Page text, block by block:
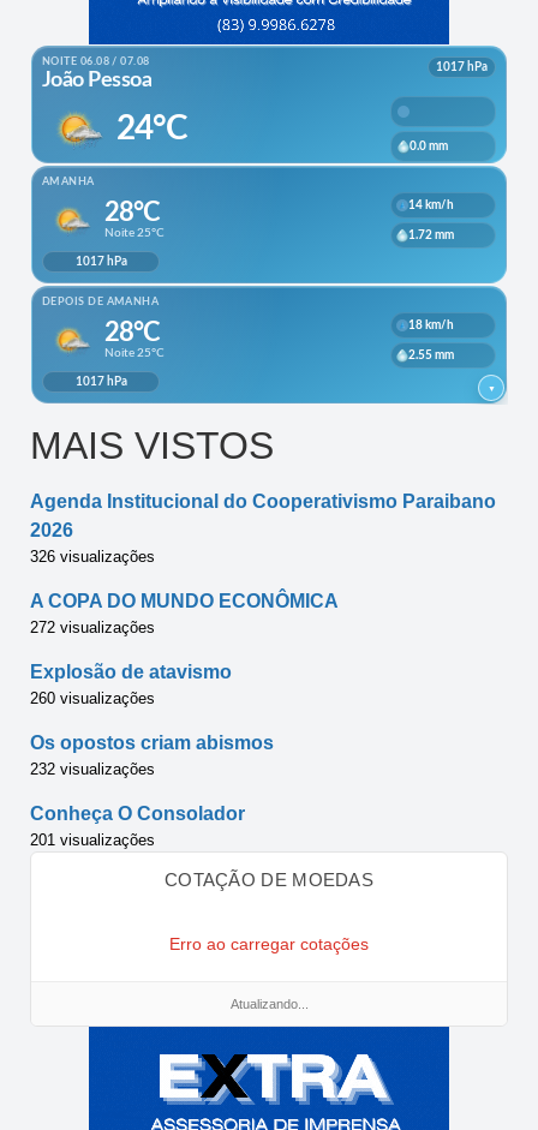
MAIS VISTOS
Agenda Institucional do Cooperativismo Paraibano
2026
326 visualizações
A COPA DO MUNDO ECONÔMICA
272 visualizações
Explosão de atavismo
260 visualizações
Os opostos criam abismos
232 visualizações
Conheça O Consolador
201 visualizações
COTAÇÃO DE MOEDAS
Erro ao carregar cotações
Atualizando...